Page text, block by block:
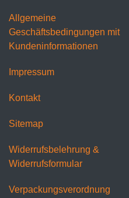
Allgemeine
Geschäftsbedingungen mit
Kundeninformationen
Impressum
Kontakt
Sitemap
Widerrufsbelehrung &
Widerrufsformular
Verpackungsverordnung